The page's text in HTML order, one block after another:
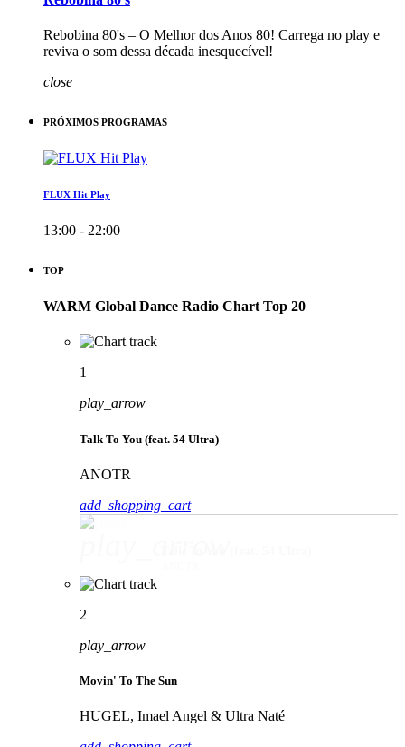
Rebobina 80's – O Melhor dos Anos 80! Carrega no play e
reviva o som dessa década inesquecível!
close
PRÓXIMOS PROGRAMAS
FLUX Hit Play
13:00 - 22:00
TOP
WARM Global Dance Radio Chart Top 20
1
play_arrow
Talk To You (feat. 54 Ultra)
ANOTR
add_shopping_cart
2
play_arrow
Movin' To The Sun
HUGEL, Imael Angel & Ultra Naté